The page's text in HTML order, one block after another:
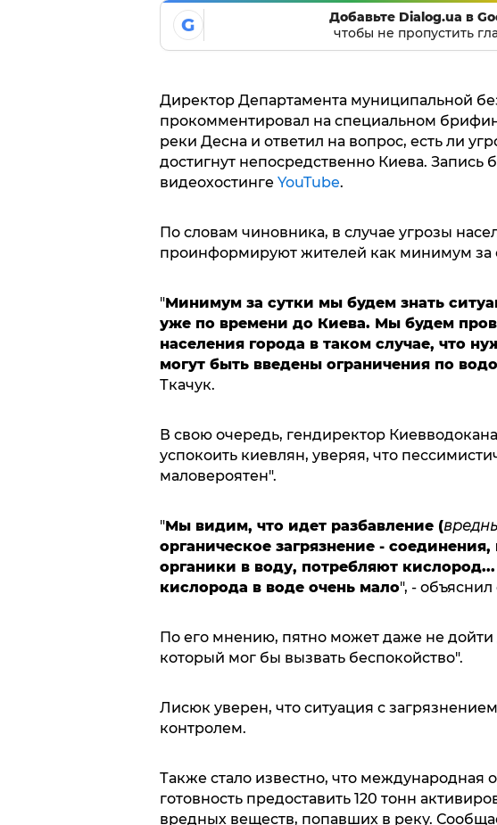
G
Добавьте Dialog.ua в
чтобы не пропустить
Директор Департамента муниципальной
прокомментировал на специальном
реки Десна и ответил на вопрос, есть ли
достигнут непосредственно Киева. Запись
видеохостинге YouTube.
По словам чиновника, в случае угрозы
проинформируют жителей как минимум за
"Минимум за сутки мы будем знать
уже по времени до Киева. Мы будем
населения города в таком случае, что
могут быть введены ограничения по
Ткачук.
В свою очередь, гендиректор
успокоить киевлян, уверяя, что
маловероятен".
"Мы видим, что идет разбавление (
органическое загрязнение -
органики в воду, потребляют
кислорода в воде очень мало", - объяснил
По его мнению, пятно может даже не дойти
который мог бы вызвать беспокойство".
Лисюк уверен, что ситуация с
контролем.
Также стало известно, что
готовность предоставить 120 тонн
вредных веществ, попавших в реку.